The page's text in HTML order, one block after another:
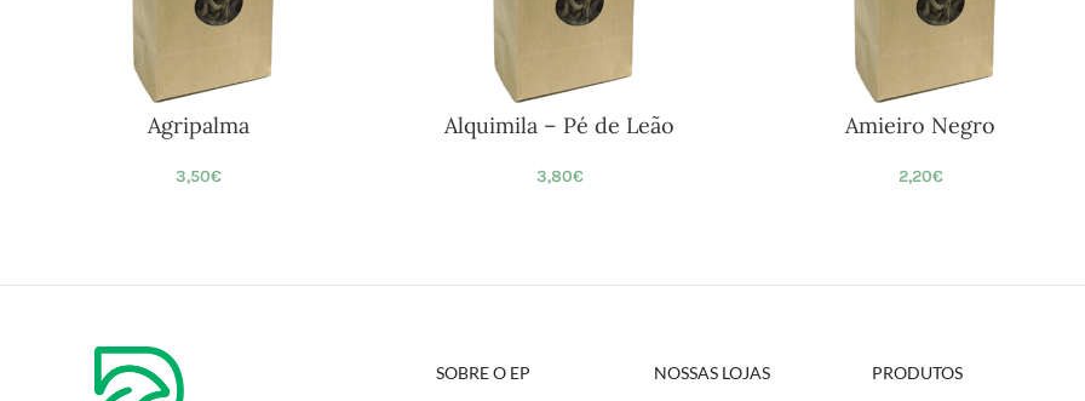
Agripalma
3,50€
Alquimila – Pé de Leão
3,80€
Amieiro Negro
2,20€
SOBRE O EP NOSSAS LOJAS PRODUTOS